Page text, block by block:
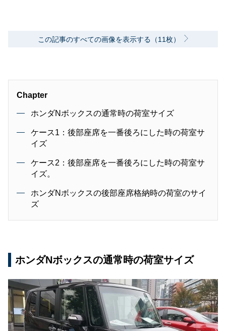
この記事のすべての画像を表示する（11枚）
Chapter
ホンダNボックスの通常時の荷室サイズ
ケース1：後部座席を一番後ろにした時の荷室サ
イズ
ケース2：後部座席を一番後ろにした時の荷室サ
イズ。
ホンダNボックスの後部座席格納時の荷室のサイ
ズ
ホンダNボックスの通常時の荷室サイズ